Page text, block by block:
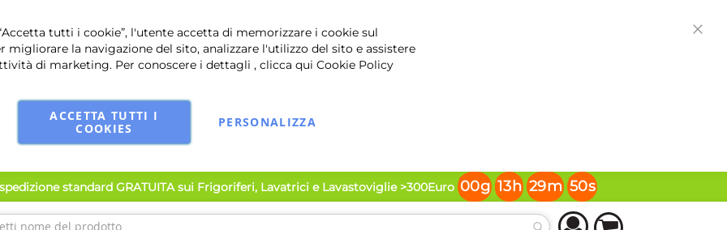
tutti i cookie”, l'utente accetta di memorizzare i cookie sul
migliorare la navigazione del sito, analizzare l'utilizzo del sito e assistere
di marketing. Per conoscere i dettagli , clicca qui Cookie Policy
ACCETTA TUTTI I
COOKIES
PERSONALIZZA
standard GRATUITA sui Frigoriferi, Lavatrici e Lavastoviglie >300Euro 00g 13h 29m 50s